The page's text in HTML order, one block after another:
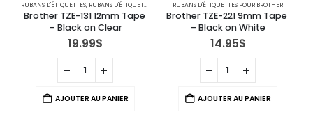
RUBANS D'ÉTIQUETTES, RUBANS D'ÉTIQUETTES POUR BROTHER
Brother TZE-131 12mm Tape
– Black on Clear
19.99$
AJOUTER AU PANIER
RUBANS D'ÉTIQUETTES POUR BROTHER
Brother TZE-221 9mm Tape
– Black on White
14.95$
AJOUTER AU PANIER